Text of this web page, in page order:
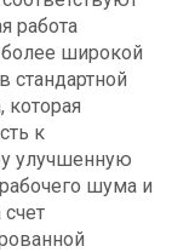
работа
более широкой
стандартной
к
улучшенную
шума и